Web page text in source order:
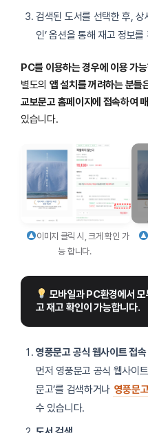
검색된 도서를 선택한 후, 상
인’ 옵션을 통해 재고 정보를
PC를 이용하는 경우에 이용 가
별도의 앱 설치를 꺼려하는 분들
교보문고 홈페이지에 접속하여
있습니다.
이미지 클릭 시, 크게 확인 가
능 합니다.
모바일과 PC환경에서
고 재고 확인이 가능합니다.
영풍문고 공식 웹사이트 접속
먼저 영풍문고 공식 웹사이
문고’를 검색하거나 영풍문
수 있습니다.